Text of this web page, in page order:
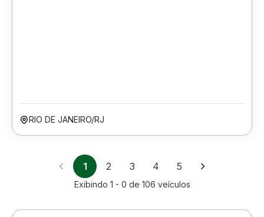
RIO DE JANEIRO/RJ
1 2 3 4 5
Exibindo 1 - 0 de 106 veículos